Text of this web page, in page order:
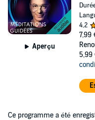
Aperçu
4,2
7,99
5,99
Ce programme a été